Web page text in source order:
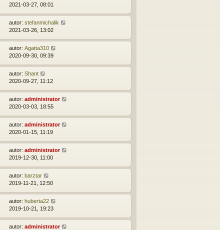
2021-03-27, 08:01
autor: stefanmichalik
2021-03-26, 13:02
autor: Agatta310
2020-09-30, 09:39
autor: Shant
2020-09-27, 11:12
autor: administrator
2020-03-03, 18:55
autor: administrator
2020-01-15, 11:19
autor: administrator
2019-12-30, 11:00
autor: barztar
2019-11-21, 12:50
autor: huberta22
2019-10-21, 19:23
autor: administrator